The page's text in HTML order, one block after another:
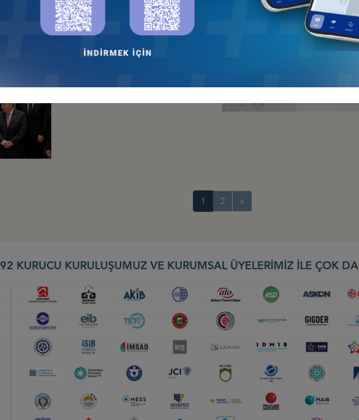
1 2 »
92 KURUCU KURULUŞUMUZ VE KURUMSAL ÜYELERİMİZ İLE ÇOK